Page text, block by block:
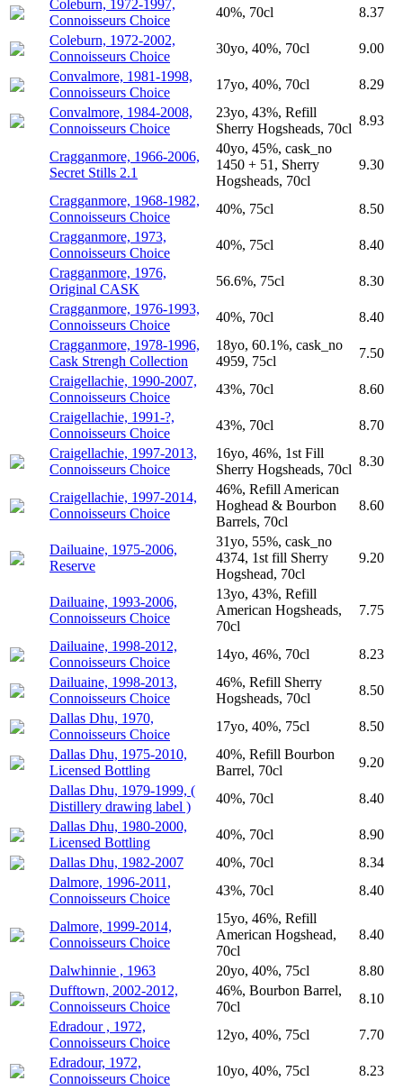
Coleburn, 1972-1997,
Connoisseurs Choice
40%, 70cl
8.37
Coleburn, 1972-2002,
Connoisseurs Choice
30yo, 40%, 70cl
9.00
Convalmore, 1981-1998,
Connoisseurs Choice
17yo, 40%, 70cl
8.29
Convalmore, 1984-2008,
Connoisseurs Choice
23yo, 43%, Refill
Sherry Hogsheads, 70cl
8.93
Cragganmore, 1966-2006,
Secret Stills 2.1
40yo, 45%, cask_no
1450 + 51, Sherry
Hogsheads, 70cl
9.30
Cragganmore, 1968-1982,
Connoisseurs Choice
40%, 75cl
8.50
Cragganmore, 1973,
Connoisseurs Choice
40%, 75cl
8.40
Cragganmore, 1976,
Original CASK
56.6%, 75cl
8.30
Cragganmore, 1976-1993,
Connoisseurs Choice
40%, 70cl
8.40
Cragganmore, 1978-1996,
Cask Strengh Collection
18yo, 60.1%, cask_no
4959, 75cl
7.50
Craigellachie, 1990-2007,
Connoisseurs Choice
43%, 70cl
8.60
Craigellachie, 1991-?,
Connoisseurs Choice
43%, 70cl
8.70
Craigellachie, 1997-2013,
Connoisseurs Choice
16yo, 46%, 1st Fill
Sherry Hogsheads, 70cl
8.30
Craigellachie, 1997-2014,
Connoisseurs Choice
46%, Refill American
Hoghead & Bourbon
Barrels, 70cl
8.60
Dailuaine, 1975-2006,
Reserve
31yo, 55%, cask_no
4374, 1st fill Sherry
Hogshead, 70cl
9.20
Dailuaine, 1993-2006,
Connoisseurs Choice
13yo, 43%, Refill
American Hogsheads,
70cl
7.75
Dailuaine, 1998-2012,
Connoisseurs Choice
14yo, 46%, 70cl
8.23
Dailuaine, 1998-2013,
Connoisseurs Choice
46%, Refill Sherry
Hogsheads, 70cl
8.50
Dallas Dhu, 1970,
Connoisseurs Choice
17yo, 40%, 75cl
8.50
Dallas Dhu, 1975-2010,
Licensed Bottling
40%, Refill Bourbon
Barrel, 70cl
9.20
Dallas Dhu, 1979-1999, (
Distillery drawing label )
40%, 70cl
8.40
Dallas Dhu, 1980-2000,
Licensed Bottling
40%, 70cl
8.90
Dallas Dhu, 1982-2007
40%, 70cl
8.34
Dalmore, 1996-2011,
Connoisseurs Choice
43%, 70cl 8.40
Dalmore, 1999-2014,
Connoisseurs Choice
15yo, 46%, Refill
American Hogshead,
70cl
8.40
Dalwhinnie , 1963 20yo, 40%, 75cl
8.80
Dufftown, 2002-2012,
Connoisseurs Choice
46%, Bourbon Barrel,
70cl
8.10
Edradour , 1972,
Connoisseurs Choice
12yo, 40%, 75cl
7.70
Edradour, 1972,
Connoisseurs Choice
10yo, 40%, 75cl
8.23